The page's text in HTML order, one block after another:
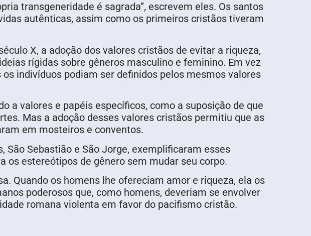
transgeneridade é sagrada”, escrevem eles. Os santos
autênticas, assim como os primeiros cristãos tiveram
X, a adoção dos valores cristãos de evitar a riqueza,
rígidas sobre gêneros masculino e feminino. Em vez
indivíduos podiam ser definidos pelos mesmos valores
a valores e papéis específicos, como a suposição de que
Mas a adoção desses valores cristãos permitiu que as
em mosteiros e conventos.
São Sebastião e São Jorge, exemplificaram esses
os estereótipos de gênero sem mudar seu corpo.
Quando os homens lhe ofereciam amor e riqueza, ela os
poderosos que, como homens, deveriam se envolver
romana violenta em favor do pacifismo cristão.